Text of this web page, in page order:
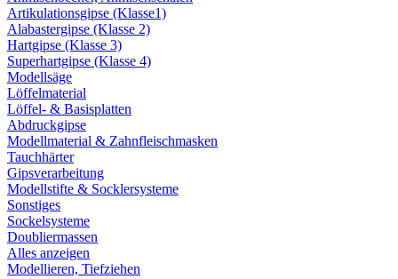
Artikulationsgipse (Klasse1)
Alabastergipse (Klasse 2)
Hartgipse (Klasse 3)
Superhartgipse (Klasse 4)
Modellsäge
Löffelmaterial
Löffel- & Basisplatten
Abdruckgipse
Modellmaterial & Zahnfleischmasken
Tauchhärter
Gipsverarbeitung
Modellstifte & Socklersysteme
Sonstiges
Sockelsysteme
Doubliermassen
Alles anzeigen
Modellieren, Tiefziehen